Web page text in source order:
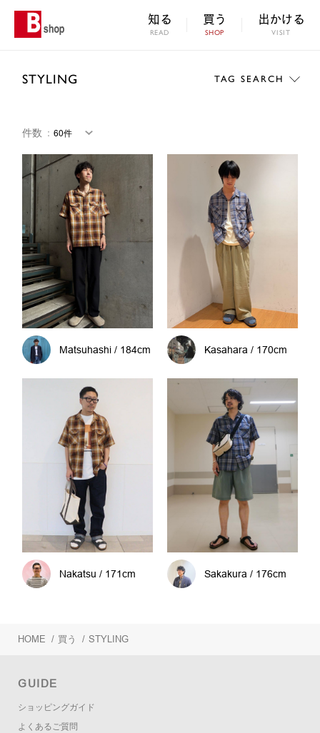
知る
READ
買う
SHOP
出かける
VISIT
STYLING TAG SEARCH
件数 ：
Matsuhashi / 184cm Kasahara / 170cm
Nakatsu / 171cm Sakakura / 176cm
HOME / 買う / STYLING
GUIDE
ショッピングガイド
よくあるご質問